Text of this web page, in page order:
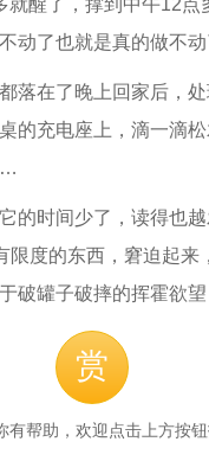
动了也就是真的做不动
落在了晚上回家后，
的充电座上，滴一滴
的时间少了，读得也
限度的东西，窘迫起
破罐子破摔的挥霍欲
赏
有帮助，欢迎点击上方按